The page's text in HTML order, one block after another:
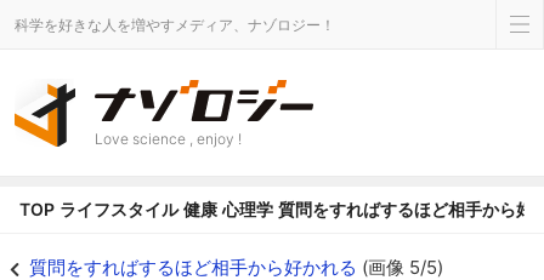
科学を好きな人を増やすメディア、ナゾロジー！
Love science , enjoy !
TOP ライフスタイル 健康 心理学 質問をすればするほど相手から好
質問をすればするほど相手から好かれる (画像 5/5)